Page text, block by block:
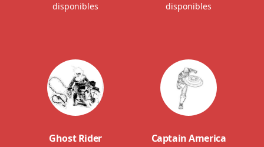
disponibles
disponibles
Ghost Rider Captain America